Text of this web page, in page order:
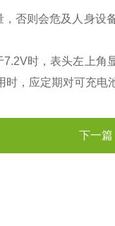
否则会危及人身
时，表头左上
，应定期对可充电
下一篇